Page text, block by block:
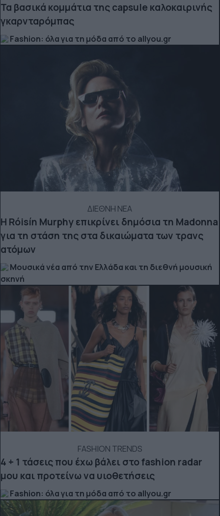
Τα βασικά κομμάτια της capsule καλοκαιρινής
γκαρνταρόμπας
Fashion: όλα για τη μόδα από το allyou.gr
ΔΙΕΘΝΗ ΝΕΑ
Η Róisín Murphy επικρίνει δημόσια τη Madonna
για τη στάση της στα δικαιώματα των τρανς
ατόμων
Μουσικά νέα από την Ελλάδα και τη διεθνή μουσική
σκηνή
FASHION TRENDS
4 + 1 τάσεις που έχω βάλει στο fashion radar
μου και προτείνω να υιοθετήσεις
Fashion: όλα για τη μόδα από το allyou.gr